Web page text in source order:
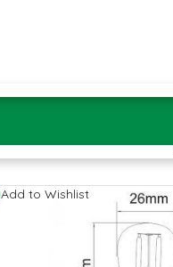
Add to Wishlist